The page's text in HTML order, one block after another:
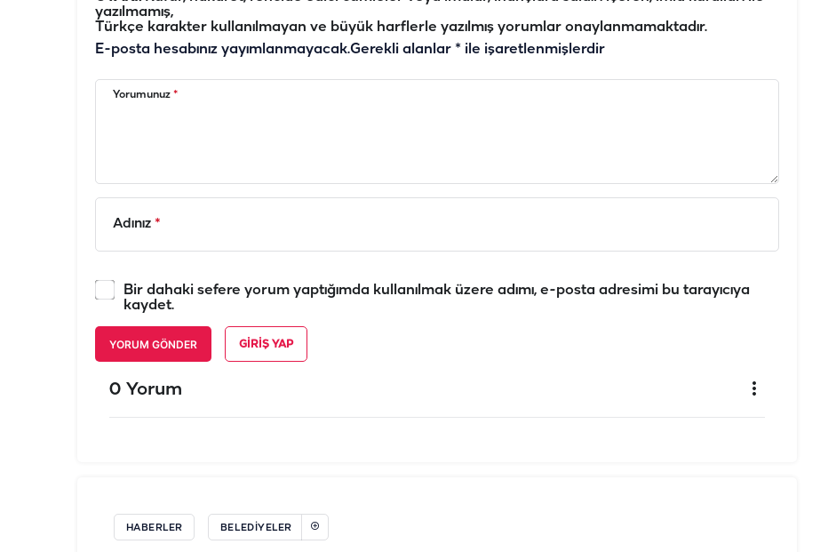
yazılmamış,
Türkçe karakter kullanılmayan ve büyük harflerle yazılmış yorumlar onaylanmamaktadır.
E-posta hesabınız yayımlanmayacak.Gerekli alanlar * ile işaretlenmişlerdir
Yorumunuz *
Adınız *
Bir dahaki sefere yorum yaptığımda kullanılmak üzere adımı, e-posta adresimi bu tarayıcıya
kaydet.
YORUM GÖNDER GIRIŞ YAP
0 Yorum
HABERLER BELEDIYELER